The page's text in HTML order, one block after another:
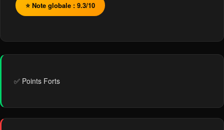
⭐ Note globale : 9.3/10
✅ Points Forts